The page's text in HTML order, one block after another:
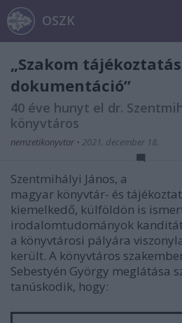
OSZK
„Szakom
dokumentáció”
40 éve hunyt el dr.
könyvtáros
nemzetikonyvtar • 2021. december 18.
Szentmihályi János, a
magyar könyvtár- és
kiemelkedő, külföldön is
irodalomtudományok
a könyvtárosi pályára
került. A könyvtáros
Sebestyén György meglátása
tanúskodik, hogy: